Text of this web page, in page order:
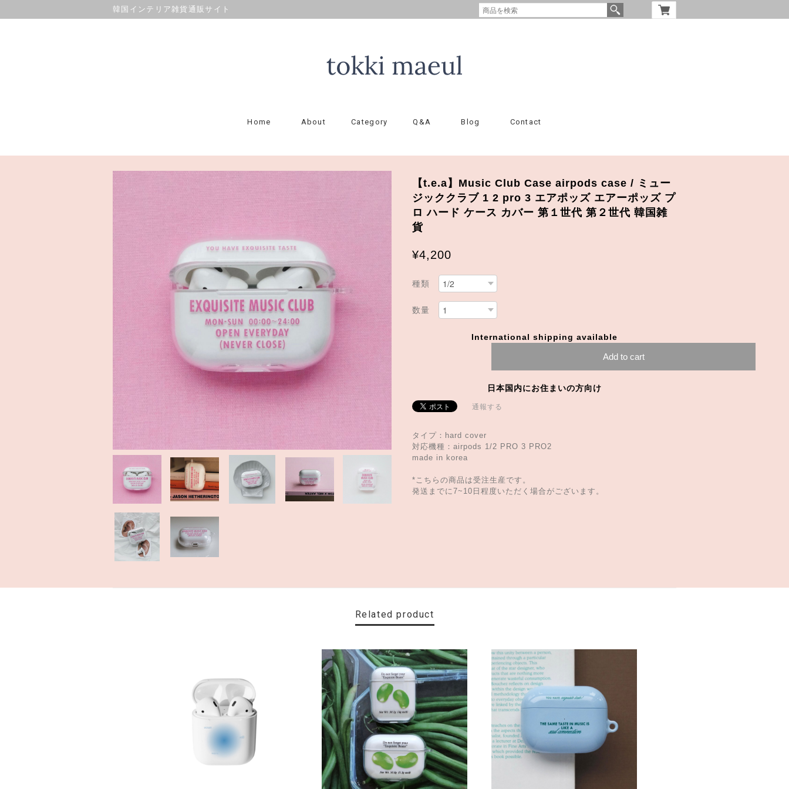
韓国インテリア雑貨通販サイト
Home About Category Q&A Blog Contact
【t.e.a】Music Club Case airpods case / ミュー
ジッククラブ 1 2 pro 3 エアポッズ エアーポッズ プ
ロ ハード ケース カバー 第１世代 第２世代 韓国雑
貨
¥4,200
種類
数量
International shipping available
Add to cart
日本国内にお住まいの方向け
通報する
タイプ：hard cover
対応機種：airpods 1/2 PRO 3 PRO2
made in korea
*こちらの商品は受注生産です。
発送までに7~10日程度いただく場合がございます。
Related product